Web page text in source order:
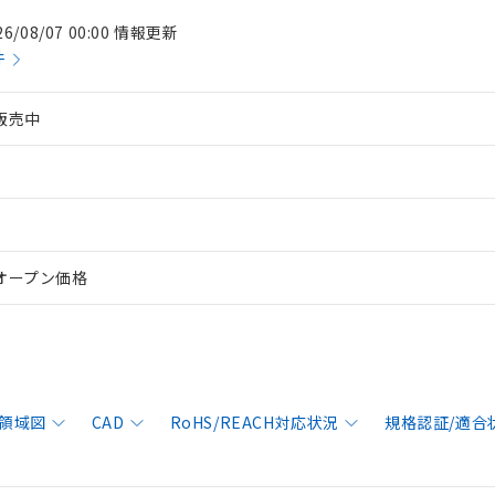
08/07 00:00 情報更新
売中
ープン価格
域図 CAD RoHS/REACH対応状況 規格認証/適合